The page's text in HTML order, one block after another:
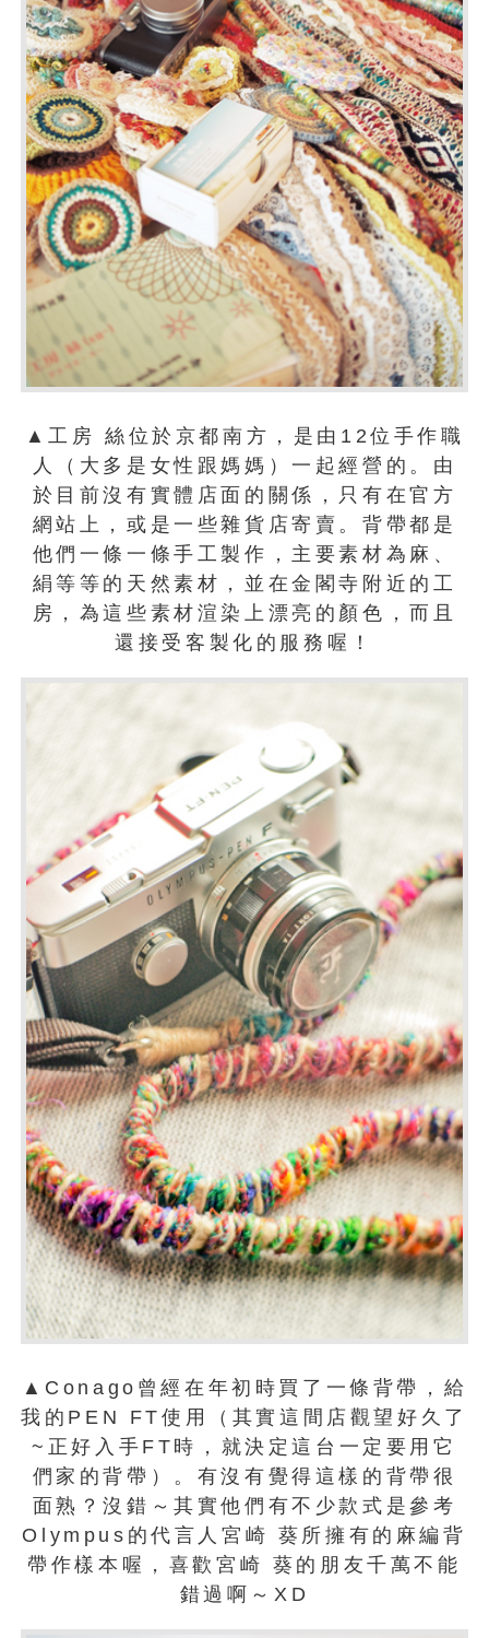
▲工房 絲位於京都南方，是由12位手作職
人（大多是女性跟媽媽）一起經營的。由
於目前沒有實體店面的關係，只有在官方
網站上，或是一些雜貨店寄賣。背帶都是
他們一條一條手工製作，主要素材為麻、
絹等等的天然素材，並在金閣寺附近的工
房，為這些素材渲染上漂亮的顏色，而且
還接受客製化的服務喔！
▲Conago曾經在年初時買了一條背帶，給
我的PEN FT使用（其實這間店觀望好久了
~正好入手FT時，就決定這台一定要用它
們家的背帶）。有沒有覺得這樣的背帶很
面熟？沒錯～其實他們有不少款式是參考
Olympus的代言人宮崎 葵所擁有的麻編背
帶作樣本喔，喜歡宮崎 葵的朋友千萬不能
錯過啊～XD